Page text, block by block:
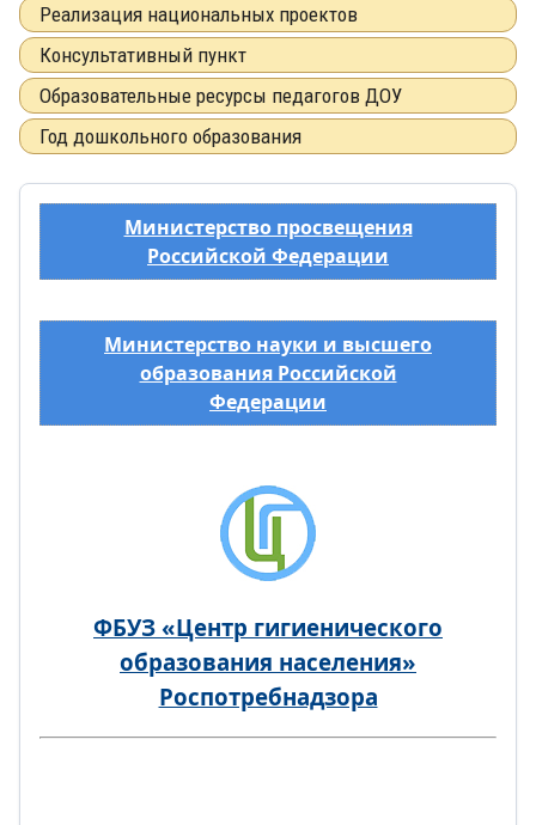
Реализация национальных проектов
Консультативный пункт
Образовательные ресурсы педагогов ДОУ
Год дошкольного образования
Министерство просвещения
Российской Федерации
Министерство науки и высшего
образования Российской
Федерации
ФБУЗ «Центр гигиенического
образования населения»
Роспотребнадзора